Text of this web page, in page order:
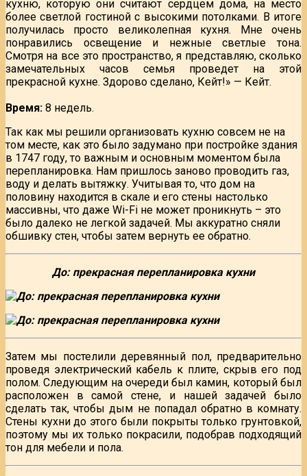
кухню, которую они считают сердцем дома, на место
более светлой гостиной с высокими потолками. В итоге
получилась просто великолепная кухня. Мне очень
понравились освещение и нежные светлые тона.
Смотря на все это пространство, я представляю, сколько
замечательных часов семья проведет на этой
прекрасной кухне. Здорово сделано, Кейт!» — Кейт.
Время: 8 недель.
Так как мы решили организовать кухню совсем не на
том месте, как это было задумано при постройке здания
в 1747 году, то важным и основным моментом была
перепланировка. Нам пришлось заново проводить газ,
воду и делать вытяжку. Учитывая то, что дом на
половину находится в скале и его стены настолько
массивны, что даже Wi-Fi не может проникнуть – это
было далеко не легкой задачей. Мы аккуратно сняли
обшивку стен, чтобы затем вернуть ее обратно.
До: прекрасная перепланировка кухни
Затем мы постелили деревянный пол, предварительно
проведя электрический кабель к плите, скрыв его под
полом. Следующим на очереди был камин, который был
расположен в самой стене, и нашей задачей было
сделать так, чтобы дым не попадал обратно в комнату.
Стены кухни до этого были покрыты только грунтовкой,
поэтому мы их только покрасили, подобрав подходящий
тон для мебели и пола.